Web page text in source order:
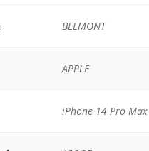
BELMONT
APPLE
iPhone 14 Pro Max